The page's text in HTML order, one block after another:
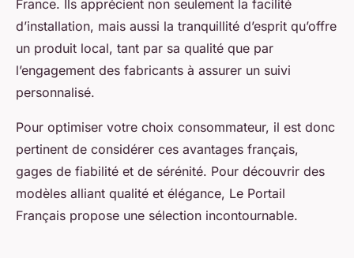
France. Ils apprécient non seulement la facilité
d’installation, mais aussi la tranquillité d’esprit qu’offre
un produit local, tant par sa qualité que par
l’engagement des fabricants à assurer un suivi
personnalisé.
Pour optimiser votre choix consommateur, il est donc
pertinent de considérer ces avantages français,
gages de fiabilité et de sérénité. Pour découvrir des
modèles alliant qualité et élégance, Le Portail
Français propose une sélection incontournable.